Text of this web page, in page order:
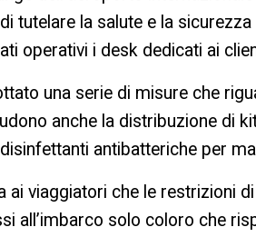
tutelare la salute e la
operativi i desk dedicati ai
una serie di misure che
anche la distribuzione di
antibatteriche per
ai viaggiatori che le restrizioni
all’imbarco solo coloro che